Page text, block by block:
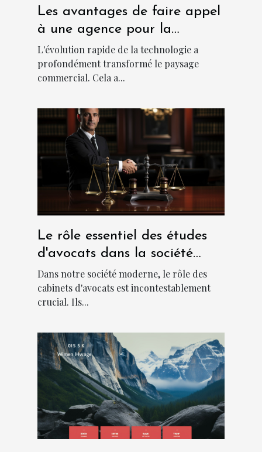
Les avantages de faire appel
à une agence pour la
création d'applications
métiers sur mesure
L'évolution rapide de la technologie a
profondément transformé le paysage
commercial. Cela a...
Le rôle essentiel des études
d'avocats dans la société
moderne
Dans notre société moderne, le rôle des
cabinets d'avocats est incontestablement
crucial. Ils...